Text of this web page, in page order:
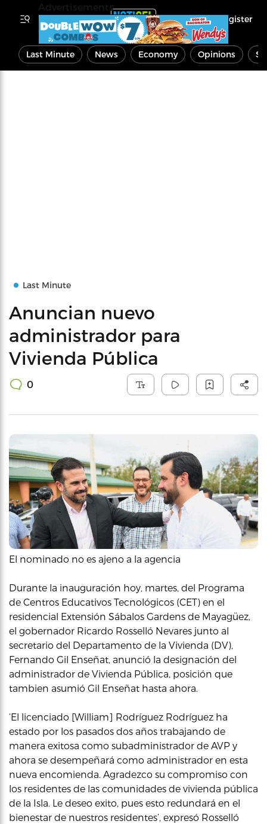
Register
Last Minute News Economy Opinions
Last Minute
Anuncian nuevo
administrador para
Vivienda Pública
0
El nominado no es ajeno a la agencia
Durante la inauguración hoy, martes, del Programa
de Centros Educativos Tecnológicos (CET) en el
residencial Extensión Sábalos Gardens de Mayagüez,
el gobernador Ricardo Rosselló Nevares junto al
secretario del Departamento de la Vivienda (DV),
Fernando Gil Enseñat, anunció la designación del
administrador de Vivienda Pública, posición que
tambien asumió Gil Enseñat hasta ahora.
‘El licenciado [William] Rodríguez Rodríguez ha
estado por los pasados dos años trabajando de
manera exitosa como subadministrador de AVP y
ahora se desempeñará como administrador en esta
nueva encomienda. Agradezco su compromiso con
los residentes de las comunidades de vivienda pública
de la Isla. Le deseo exito, pues esto redundará en el
bienestar de nuestros residentes’, expresó Rosselló
Advertisements